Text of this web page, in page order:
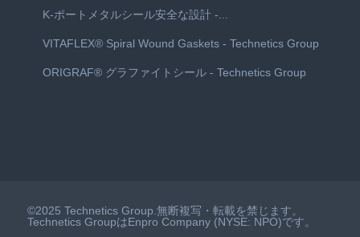
K-ポートメタルシール安全な設計 -...
VITAFLEX® Spiral Wound Gaskets - Technetics Group
ORIGRAF® グラファイトシール - Technetics Group
©2025 Technetics Group.無断複写・転載を禁じます。
Technetics GroupはEnpro Company (NYSE: NPO)です。